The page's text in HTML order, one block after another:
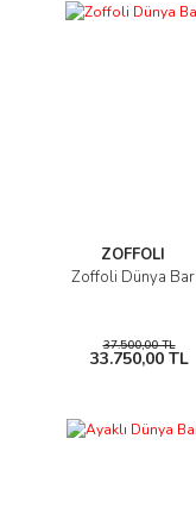
ZOFFOLI
Zoffoli Dünya Bar
37.500,00 TL
33.750,00 TL